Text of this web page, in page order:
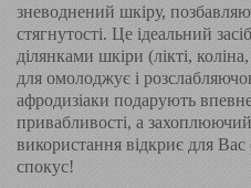
зневоднений шкіру,
стягнутості. Це ідеальний
ділянками шкіри (лікті,
для омолоджує і
афродизіаки подарують
привабливості, а
використання відкриє для Вас
спокус!